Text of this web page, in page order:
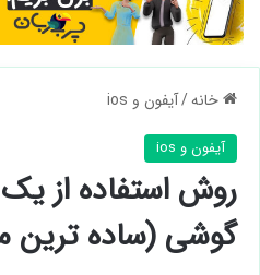
خانه/آیفون و ios
آیفون و ios
روش استفاده از
گوشی (ساده ترین